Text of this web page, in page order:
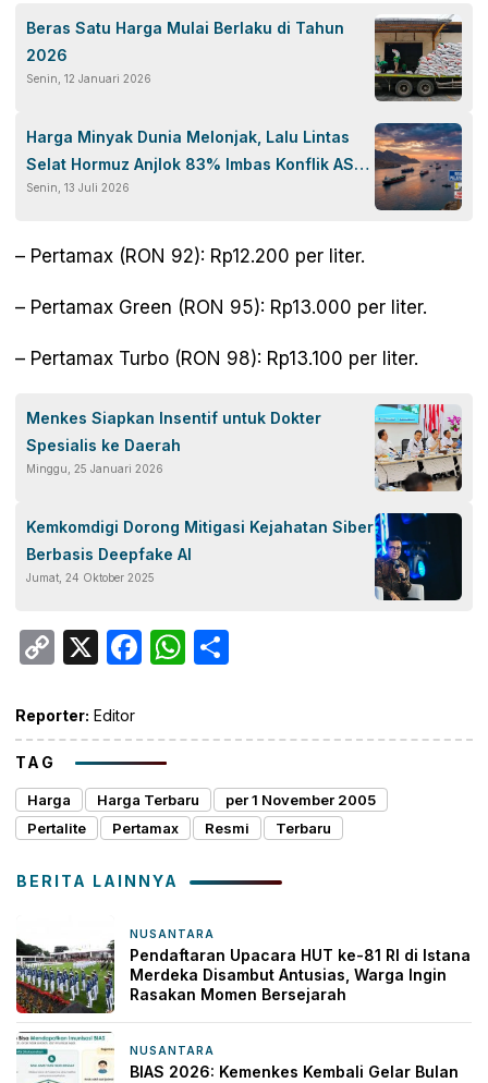
Beras Satu Harga Mulai Berlaku di Tahun
2026
Senin, 12 Januari 2026
Harga Minyak Dunia Melonjak, Lalu Lintas
Selat Hormuz Anjlok 83% Imbas Konflik AS-
Iran
Senin, 13 Juli 2026
– Pertamax (RON 92): Rp12.200 per liter.
– Pertamax Green (RON 95): Rp13.000 per liter.
– Pertamax Turbo (RON 98): Rp13.100 per liter.
Menkes Siapkan Insentif untuk Dokter
Spesialis ke Daerah
Minggu, 25 Januari 2026
Kemkomdigi Dorong Mitigasi Kejahatan Siber
Berbasis Deepfake AI
Jumat, 24 Oktober 2025
Copy
X Facebook
WhatsApp
Reporter: Editor
TAG
Harga Harga Terbaru
per 1 November 2005
Pertalite
Pertamax Resmi Terbaru
BERITA LAINNYA
NUSANTARA
Pendaftaran Upacara HUT ke-81 RI di Istana
Merdeka Disambut Antusias, Warga Ingin
Rasakan Momen Bersejarah
NUSANTARA
BIAS 2026: Kemenkes Kembali Gelar Bulan